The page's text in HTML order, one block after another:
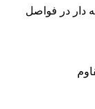
دار در فواصل